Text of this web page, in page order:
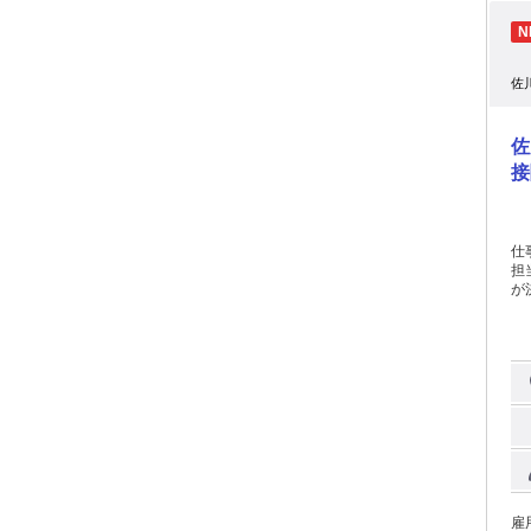
場
ん。 教える人は、1人ではありま
活
で
整
検査と、
の
着は 会
てくださ
面談も
か
佐
仕
担
が
等
【
の
研
経
雇